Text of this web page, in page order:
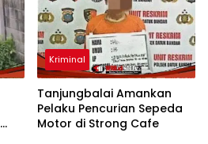
Kriminal
Tanjungbalai Amankan
Pelaku Pencurian Sepeda
Motor di Strong Cafe